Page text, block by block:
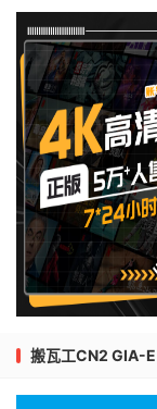
搬瓦工CN2 GIA-